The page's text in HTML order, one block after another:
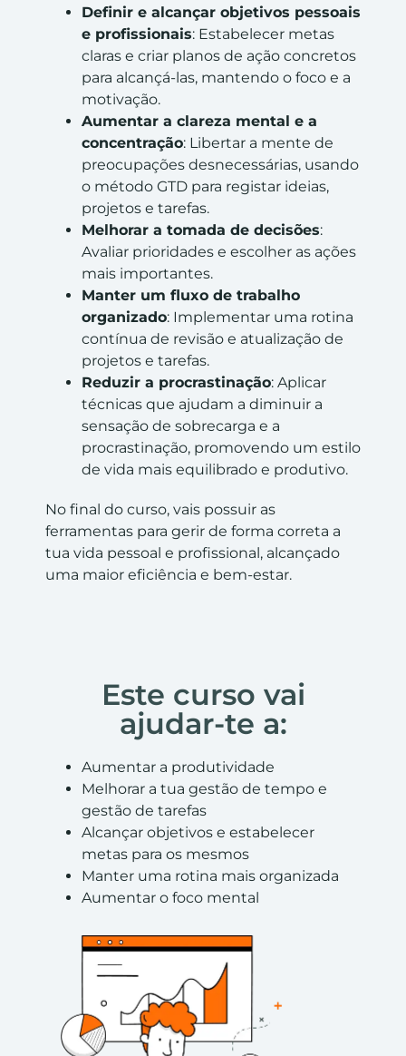
Definir e alcançar objetivos pessoais
e profissionais: Estabelecer metas
claras e criar planos de ação concretos
para alcançá-las, mantendo o foco e a
motivação.
Aumentar a clareza mental e a
concentração: Libertar a mente de
preocupações desnecessárias, usando
o método GTD para registar ideias,
projetos e tarefas.
Melhorar a tomada de decisões:
Avaliar prioridades e escolher as ações
mais importantes.
Manter um fluxo de trabalho
organizado: Implementar uma rotina
contínua de revisão e atualização de
projetos e tarefas.
Reduzir a procrastinação: Aplicar
técnicas que ajudam a diminuir a
sensação de sobrecarga e a
procrastinação, promovendo um estilo
de vida mais equilibrado e produtivo.
No final do curso, vais possuir as
ferramentas para gerir de forma correta a
tua vida pessoal e profissional, alcançado
uma maior eficiência e bem-estar.
Este curso vai
ajudar-te a:
Aumentar a produtividade
Melhorar a tua gestão de tempo e
gestão de tarefas
Alcançar objetivos e estabelecer
metas para os mesmos
Manter uma rotina mais organizada
Aumentar o foco mental